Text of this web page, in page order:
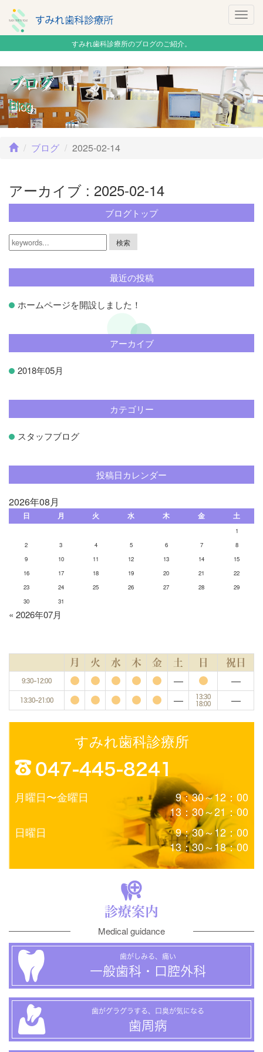
すみれ歯科診療所のブログのご紹介。
ブログ
Blog
ブログ 2025-02-14
アーカイブ : 2025-02-14
ブログトップ
検索
最近の投稿
ホームページを開設しました！
アーカイブ
2018年05月
カテゴリー
スタッフブログ
投稿日カレンダー
2026年08月
日 月 火 水 木 金 土
1
2
3 4 5 6 7
8
9
10 11 12 13 14
15
16
17 18 19 20 21
22
23
24 25 26 27 28
29
30
31
« 2026年07月
月 火 水 木 金 土 日 祝日
9:30~12:00 ― ―
13:30~21:00 ―
13:30
18:00
―
すみれ歯科診療所
047-445-8241
月曜日〜金曜日
9：30～12：00
13：30～21：00
日曜日
9：30～12：00
13：30～18：00
診療案内
Medical guidance
歯がしみる、痛い
一般歯科・口腔外科
歯がグラグラする、口臭が気になる
歯周病